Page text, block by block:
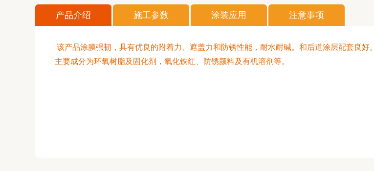
产品介绍 施工参数 涂装应用 注意事项
该产品涂膜强韧，具有优良的附着力、遮盖力和防锈性能，耐水耐碱。和后道涂层配套良好。
主要成分为环氧树脂及固化剂，氧化铁红、防锈颜料及有机溶剂等。